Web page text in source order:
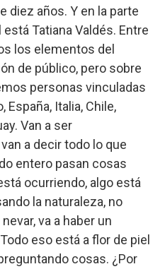
diez años. Y en la parte
Tatiana Valdés. Entre
los elementos del
de público, pero sobre
personas vinculadas
Italia, Chile,
Van a ser
a decir todo lo que
entero pasan cosas
ocurriendo, algo está
la naturaleza, no
va a haber un
eso está a flor de piel
cosas. ¿Por